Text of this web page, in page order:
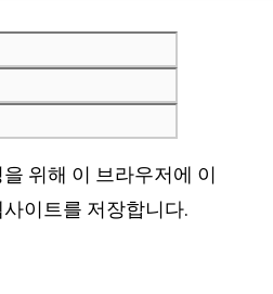
위해 이 브라우저에 이
이트를 저장합니다.